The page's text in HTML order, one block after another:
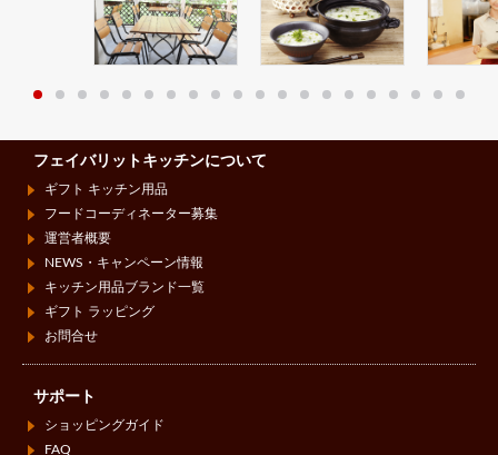
フェイバリットキッチンについて
ギフト キッチン用品
フードコーディネーター募集
運営者概要
NEWS・キャンペーン情報
キッチン用品ブランド一覧
ギフト ラッピング
お問合せ
サポート
ショッピングガイド
FAQ